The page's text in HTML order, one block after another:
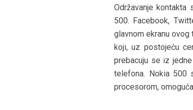
Održavanje
500. Facebook,
glavnom ekranu
koji, uz postojeću
prebacuju se iz
telefona. Nokia 500
procesorom,